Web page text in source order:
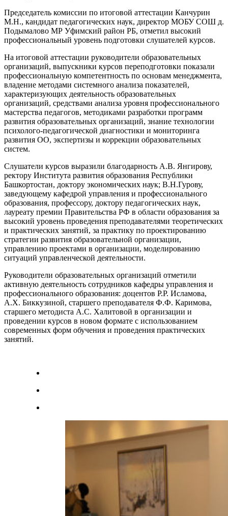
Председатель комиссии по итоговой аттестации Канчурин
М.Н., кандидат педагогических наук, директор МОБУ СОШ д.
Подымалово МР Уфимский район РБ, отметил высокий
профессиональный уровень подготовки слушателей курсов.
На итоговой аттестации руководители образовательных
организаций, выпускники курсов переподготовки показали
профессиональную компетентность по основам менеджмента,
владение методами системного анализа показателей,
характеризующих деятельность образовательных
организаций, средствами анализа уровня профессионального
мастерства педагогов, методиками разработки программ
развития образовательных организаций, знание технологии
психолого-педагогической диагностики и мониторинга
развития ОО, экспертизы и коррекции образовательных
систем.
Слушатели курсов выразили благодарность А.В. Янгирову,
ректору Института развития образования Республики
Башкортостан, доктору экономических наук; В.Н.Гурову,
заведующему кафедрой управления и профессионального
образования, профессору, доктору педагогических наук,
лауреату премии Правительства РФ в области образования за
высокий уровень проведения преподавателями теоретических
и практических занятий, за практику по проектированию
стратегии развития образовательной организации,
управлению проектами в организации, моделированию
ситуаций управленческой деятельности.
Руководители образовательных организаций отметили
активную деятельность сотрудников кафедры управления и
профессионального образования: доцентов Р.Р. Исламова,
А.Х. Биккузиной, старшего преподавателя Ф.Ф. Каримова,
старшего методиста А.С. Халитовой в организации и
проведении курсов в новом формате с использованием
современных форм обучения и проведения практических
занятий.